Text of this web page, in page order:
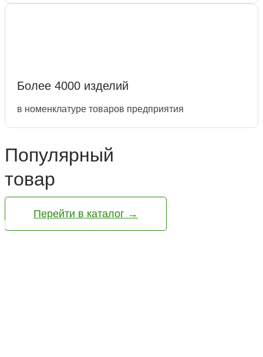
Более 4000 изделий
в номенклатуре товаров предприятия
Популярный
товар
Перейти в каталог →